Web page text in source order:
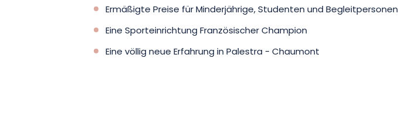
Ermäßigte Preise für Minderjährige, Studenten und Begleitpersonen
Eine Sporteinrichtung Französischer Champion
Eine völlig neue Erfahrung in Palestra - Chaumont